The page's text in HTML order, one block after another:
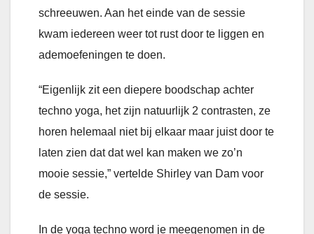
schreeuwen. Aan het einde van de sessie
kwam iedereen weer tot rust door te liggen en
ademoefeningen te doen.
“Eigenlijk zit een diepere boodschap achter
techno yoga, het zijn natuurlijk 2 contrasten, ze
horen helemaal niet bij elkaar maar juist door te
laten zien dat dat wel kan maken we zo’n
mooie sessie,” vertelde Shirley van Dam voor
de sessie.
In de yoga techno word je meegenomen in de